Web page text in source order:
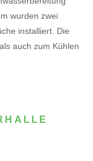
wurden zwei
installiert. Die
auch zum Kühlen